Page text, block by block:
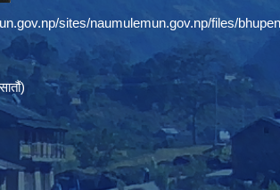
sites/naumulemun.gov.np/files/